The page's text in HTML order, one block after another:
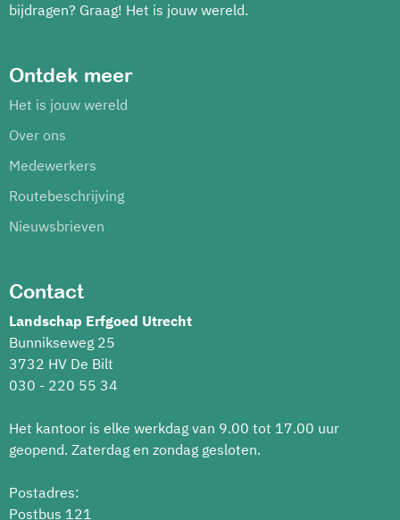
bijdragen? Graag! Het is jouw wereld.
Ontdek meer
Het is jouw wereld
Over ons
Medewerkers
Routebeschrijving
Nieuwsbrieven
Contact
Landschap Erfgoed Utrecht
Bunnikseweg 25
3732 HV De Bilt
030 - 220 55 34
Het kantoor is elke werkdag van 9.00 tot 17.00 uur
geopend. Zaterdag en zondag gesloten.
Postadres:
Postbus 121